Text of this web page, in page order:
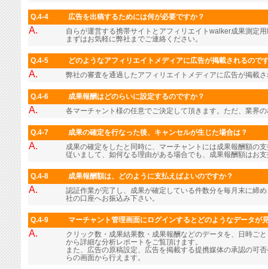
Q.4-4 広告を出稿するためには何が必要ですか？
A.
自らが運営する携帯サイトとアフィリエイトwalker成果測定
まずはお気軽に弊社までご連絡ください。
Q.4-5 どのようなアフィリエイトメディアに広告が掲載されるので
A. 弊社の審査を通過したアフィリエイトメディアに広告が掲載
Q.4-6 成果報酬はどのらいに設定するのですか？
A. 各マーチャント様の任意でご決定して頂きます。ただ、業界
Q.4-7 成果の確定を行なった後、キャンセルが生じた場合は？
A.
成果の確定をしたと同時に、マーチャントには成果報酬額の
従いまして、如何なる理由がある場合でも、成果報酬額はお
Q.4-8 成果報酬額は、どのように支払えばよいのですか？
A.
認証作業が完了し、成果が確定している件数分を毎月末に締
社の口座へお振込み下さい。
Q.4-9 マーチャント管理画面にログインするとどのようなデータが
A.
クリック数・成果結果数・成果報酬などのデータを、日時ご
から詳細な分析レポートをご覧頂けます。
また、広告の原稿設定、広告を掲載する提携媒体の承認の可
らの画面から行えます。